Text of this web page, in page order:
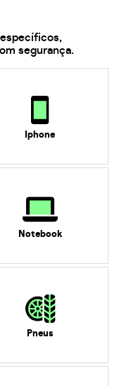
segurança.
Iphone
Notebook
Pneus